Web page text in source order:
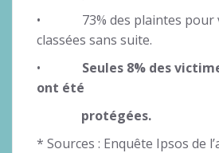
• 73% des plaintes pour
classées sans suite.
•
Seules 8% des
ont été
protégées.
* Sources : Enquête Ipsos de